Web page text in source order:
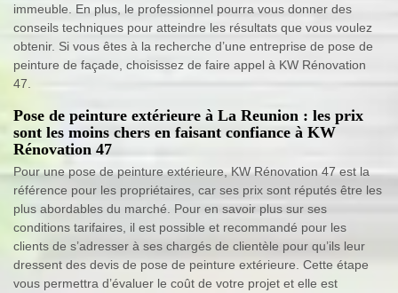
immeuble. En plus, le professionnel pourra vous donner des
conseils techniques pour atteindre les résultats que vous voulez
obtenir. Si vous êtes à la recherche d’une entreprise de pose de
peinture de façade, choisissez de faire appel à KW Rénovation
47.
Pose de peinture extérieure à La Reunion : les prix
sont les moins chers en faisant confiance à KW
Rénovation 47
Pour une pose de peinture extérieure, KW Rénovation 47 est la
référence pour les propriétaires, car ses prix sont réputés être les
plus abordables du marché. Pour en savoir plus sur ses
conditions tarifaires, il est possible et recommandé pour les
clients de s’adresser à ses chargés de clientèle pour qu’ils leur
dressent des devis de pose de peinture extérieure. Cette étape
vous permettra d’évaluer le coût de votre projet et elle est